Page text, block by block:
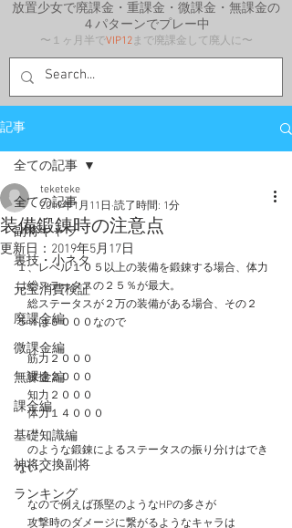
放置少女で廃課金・重課金・微課金・無課金の
４パターンでプレー中
〜１ヶ月半でVIP12まで廃課金して廃人に〜
記事
全ての記事
副将キャラ
裏技・小ネタ
元宝消費検証
廃課金編
微課金編
無課金編
課金編
基礎知識編
神将交換副将
ランキング
全ての記事
装備鍛錬時の注意点
teketeke
2019年1月11日 読了時間: 1分
更新日： 2019年5月17日
１、レベル１０５以上の装備を鍛錬する場合、体力
は総ステータスの２５％が最大。
総ステータスが２万の装備がある場合、その２
５％は５０００なので
筋力２０００
敏捷２０００
知力２０００
体力１４０００
のような鍛錬によるステータスの振り分けはでき
ない。
なので例えば孫堅のようなHPの多さが
攻撃時のダメージに繋がるようなキャラは